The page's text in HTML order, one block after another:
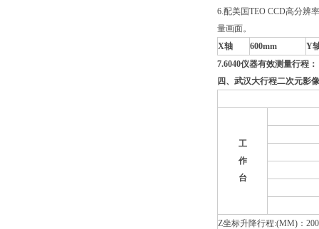
6.配美国TEO CCD高分辨
量画面。
X轴
600mm
Y
7.6040仪器有效测量行程：
四、 武汉大行程二次元影
工
作
台
Z坐标升降行程:(MM)：